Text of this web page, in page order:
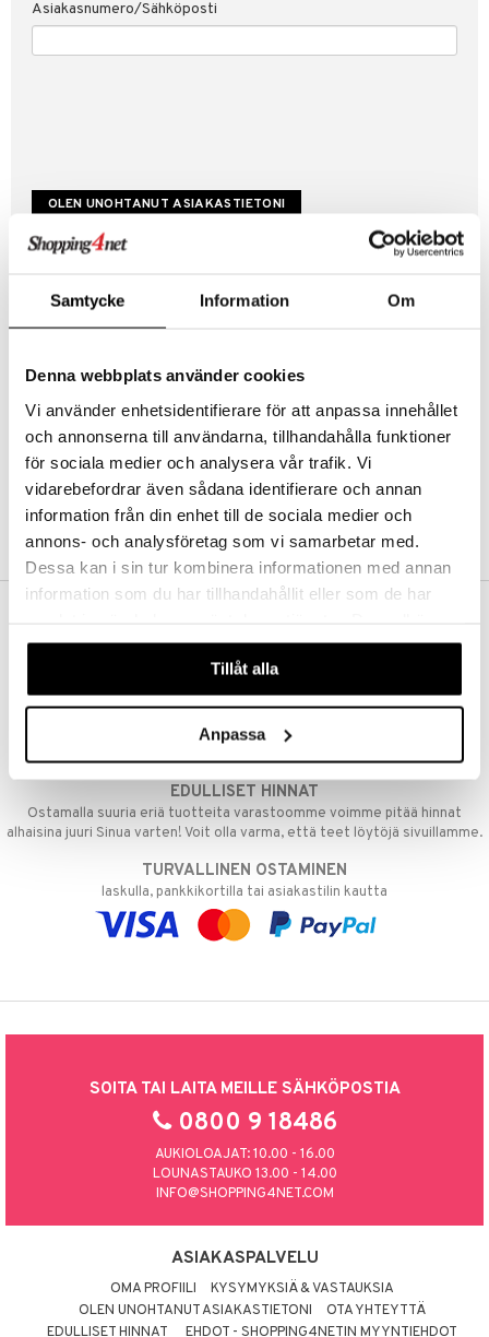
Samtycke Information Om
Denna webbplats använder cookies
Vi använder enhetsidentifierare för att anpassa innehållet
och annonserna till användarna, tillhandahålla funktioner
för sociala medier och analysera vår trafik. Vi
vidarebefordrar även sådana identifierare och annan
information från din enhet till de sociala medier och
annons- och analysföretag som vi samarbetar med.
Dessa kan i sin tur kombinera informationen med annan
information som du har tillhandahållit eller som de har
våra cookies vid fortsatt användande av vår webbplats.
Tillåt alla
Anpassa
Asiakasnumero/Sähköposti
Luo uusi asiakas
Hyviä tarjouksia
Kestotilaus
Arvostele tuotteita
Toivelistat
LUO ASIAKAS
Aina maksuton vaihtoehto, huolimatta siitä ostatko yksittäisen
tuotteen tai koko tilauksellesi joka ylittää 50 €.
NOPEAT TOIMITUKSET
Ennen kello 13.00 tehdyt tilaukset lähetetään normaalisti samana
EDULLISET HINNAT
Ostamalla suuria eriä tuotteita varastoomme voimme pitää hinnat
alhaisina juuri Sinua varten! Voit olla varma, että teet löytöjä sivuillamme.
TURVALLINEN OSTAMINEN
laskulla, pankkikortilla tai asiakastilin kautta
SOITA TAI LAITA MEILLE SÄHKÖPOSTIA
0800 9 18486
AUKIOLOAJAT: 10.00 - 16.00
LOUNASTAUKO 13.00 - 14.00
INFO@SHOPPING4NET.COM
ASIAKASPALVELU
OMA PROFIILI
KYSYMYKSIÄ & VASTAUKSIA
OLEN UNOHTANUT ASIAKASTIETONI
OTA YHTEYTTÄ
EDULLISET HINNAT
EHDOT - SHOPPING4NETIN MYYNTIEHDOT